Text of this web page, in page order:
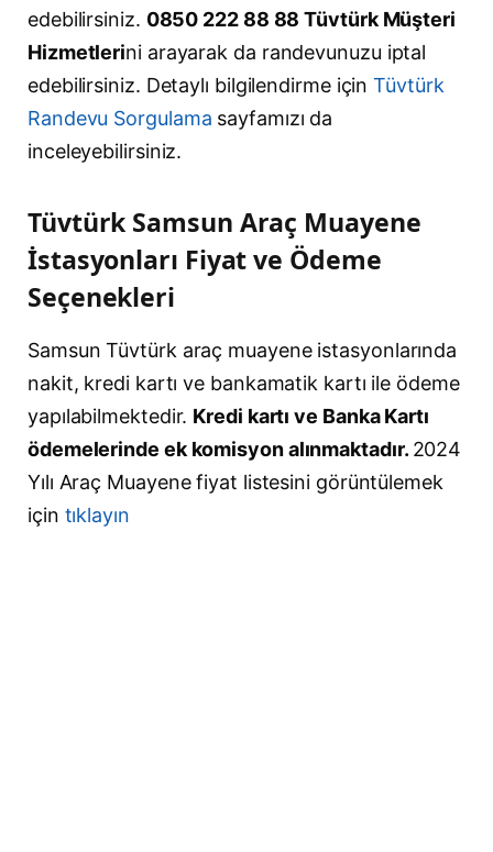
edebilirsiniz. 0850 222 88 88 Tüvtürk Müşteri
Hizmetlerini arayarak da randevunuzu iptal
edebilirsiniz. Detaylı bilgilendirme içinTüvtürk
Randevu Sorgulama sayfamızı da
inceleyebilirsiniz.
Tüvtürk Samsun Araç Muayene
İstasyonları Fiyat ve Ödeme
Seçenekleri
Samsun Tüvtürk araç muayene istasyonlarında
nakit, kredi kartı ve bankamatik kartı ile ödeme
yapılabilmektedir. Kredi kartı ve Banka Kartı
ödemelerinde ek komisyon alınmaktadır. 2024
Yılı Araç Muayene fiyat listesini görüntülemek
için tıklayın